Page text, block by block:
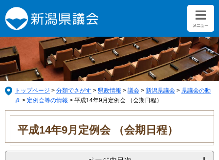
ー
ジ
の
先
頭
で
す。
ニ
ュ
ー
を
飛
ば
し
て
トップページ > 分類でさがす > 県政情報 > 議会 > 新潟県議会 > 県議会の動
き > 定例会等の情報 > 平成14年9月定例会 （会期日程）
本
平成14年9月定例会 （会期日程）